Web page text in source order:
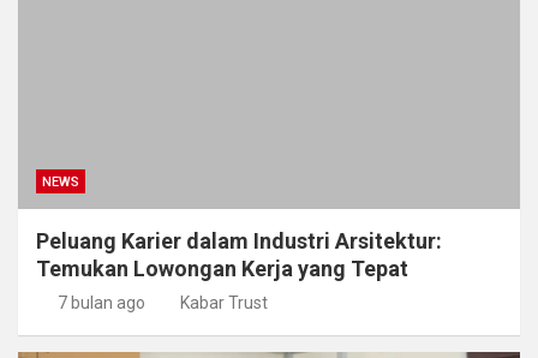
NEWS
Peluang Karier dalam Industri Arsitektur:
Temukan Lowongan Kerja yang Tepat
7 bulan ago Kabar Trust